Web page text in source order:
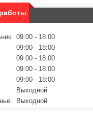
09:00
18:00
09:00
18:00
09:00
18:00
09:00
18:00
09:00
18:00
Выходной
Выходной